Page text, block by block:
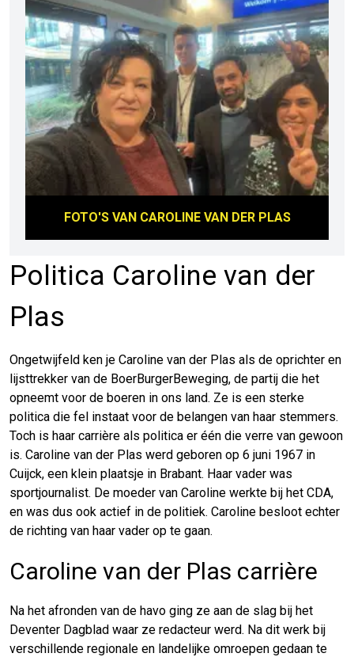
Politica Caroline van der
Plas
Ongetwijfeld ken je Caroline van der Plas als de oprichter en
lijsttrekker van de BoerBurgerBeweging, de partij die het
opneemt voor de boeren in ons land. Ze is een sterke
politica die fel instaat voor de belangen van haar stemmers.
Toch is haar carrière als politica er één die verre van gewoon
is. Caroline van der Plas werd geboren op 6 juni 1967 in
Cuijck, een klein plaatsje in Brabant. Haar vader was
sportjournalist. De moeder van Caroline werkte bij het CDA,
en was dus ook actief in de politiek. Caroline besloot echter
de richting van haar vader op te gaan.
Caroline van der Plas carrière
Na het afronden van de havo ging ze aan de slag bij het
Deventer Dagblad waar ze redacteur werd. Na dit werk bij
verschillende regionale en landelijke omroepen gedaan te
FOTO'S VAN CAROLINE VAN DER PLAS